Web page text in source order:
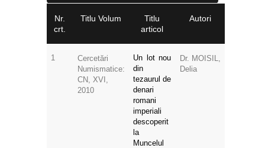
Nr.
crt.
Titlu Volum
Titlu
articol
Autori
1
Cercetări
Numismatice:
CN, XVI,
2010
Un lot nou
din
tezaurul de
denari
romani
imperiali
descoperit
la
Muncelul
Dr. MOISIL,
Delia